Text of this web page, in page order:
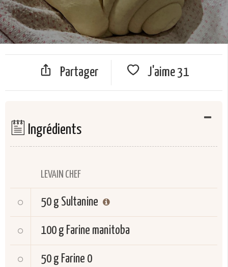
Partager J'aime31
Ingrédients
LEVAIN CHEF
50 g Sultanine
100 g Farine manitoba
50 g Farine 0